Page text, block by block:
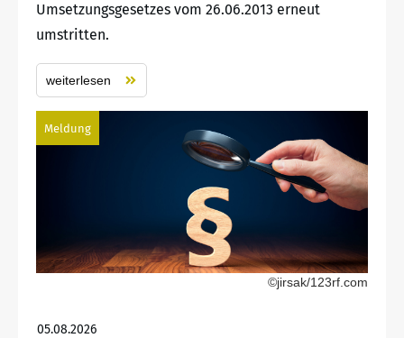
Umsetzungsgesetzes vom 26.06.2013 erneut
umstritten.
weiterlesen
Meldung
©jirsak/123rf.com
05.08.2026